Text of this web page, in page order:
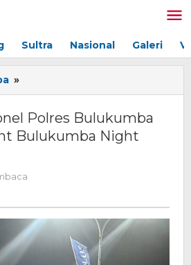
Sultra Nasional Galeri
»
Personel
Bulukumba
Amankan
Night
2025
Polres Bulukumba
Bulukumba Night